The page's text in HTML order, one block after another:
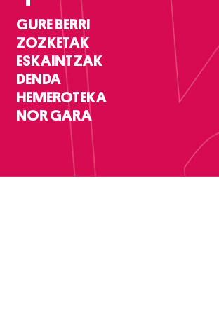
GURE BERRI
ZOZKETAK
ESKAINTZAK
DENDA
HEMEROTEKA
NOR GARA